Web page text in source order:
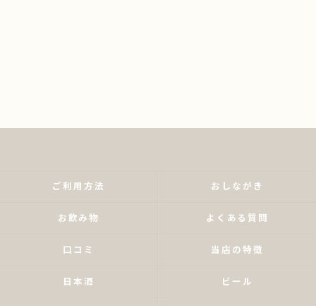
ご利用方法 おしながき
お飲み物 よくある質問
口コミ 当店の特徴
日本酒 ビール